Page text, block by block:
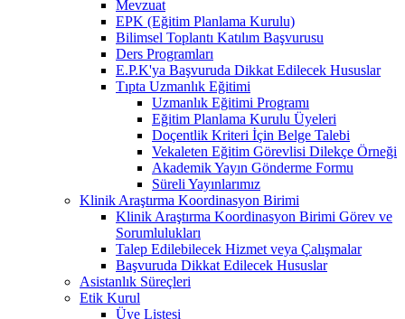
Mevzuat
EPK (Eğitim Planlama Kurulu)
Bilimsel Toplantı Katılım Başvurusu
Ders Programları
E.P.K'ya Başvuruda Dikkat Edilecek Hususlar
Tıpta Uzmanlık Eğitimi
Uzmanlık Eğitimi Programı
Eğitim Planlama Kurulu Üyeleri
Doçentlik Kriteri İçin Belge Talebi
Vekaleten Eğitim Görevlisi Dilekçe Örneği
Akademik Yayın Gönderme Formu
Süreli Yayınlarımız
Klinik Araştırma Koordinasyon Birimi
Klinik Araştırma Koordinasyon Birimi Görev ve
Sorumlulukları
Talep Edilebilecek Hizmet veya Çalışmalar
Başvuruda Dikkat Edilecek Hususlar
Asistanlık Süreçleri
Etik Kurul
Üye Listesi